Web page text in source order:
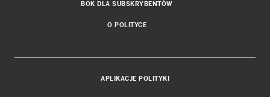
BOK DLA SUBSKRYBENTÓW
O POLITYCE
APLIKACJE POLITYKI